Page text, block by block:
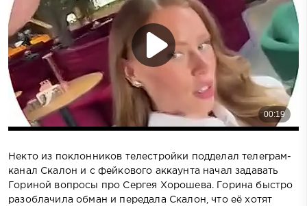
Некто из поклонников телестройки подделал телеграм-
канал Скалон и с фейкового аккаунта начал задавать
Гориной вопросы про Сергея Хорошева. Горина быстро
разоблачила обман и передала Скалон, что её хотят